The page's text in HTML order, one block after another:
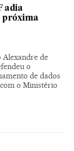
adia
próxima
Alexandre de
o
de dados
o Ministério